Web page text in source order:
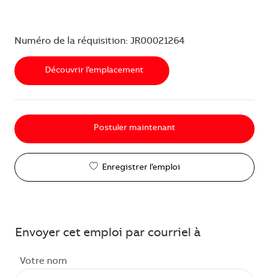
Numéro de la réquisition: JR00021264
Découvrir l’emplacement
Postuler maintenant
Enregistrer l’emploi
Envoyer cet emploi par courriel à
Votre nom